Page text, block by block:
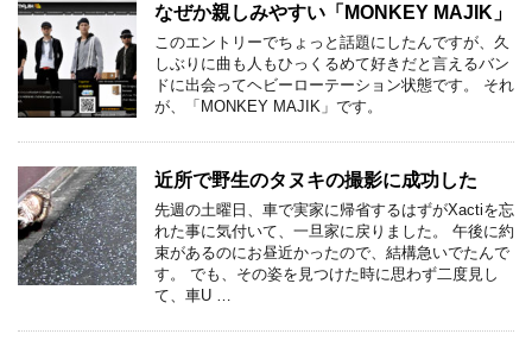
なぜか親しみやすい「MONKEY MAJIK」
このエントリーでちょっと話題にしたんですが、久
しぶりに曲も人もひっくるめて好きだと言えるバン
ドに出会ってヘビーローテーション状態です。 それ
が、「MONKEY MAJIK」です。
近所で野生のタヌキの撮影に成功した
先週の土曜日、車で実家に帰省するはずがXactiを忘
れた事に気付いて、一旦家に戻りました。 午後に約
束があるのにお昼近かったので、結構急いでたんで
す。 でも、その姿を見つけた時に思わず二度見し
て、車U …